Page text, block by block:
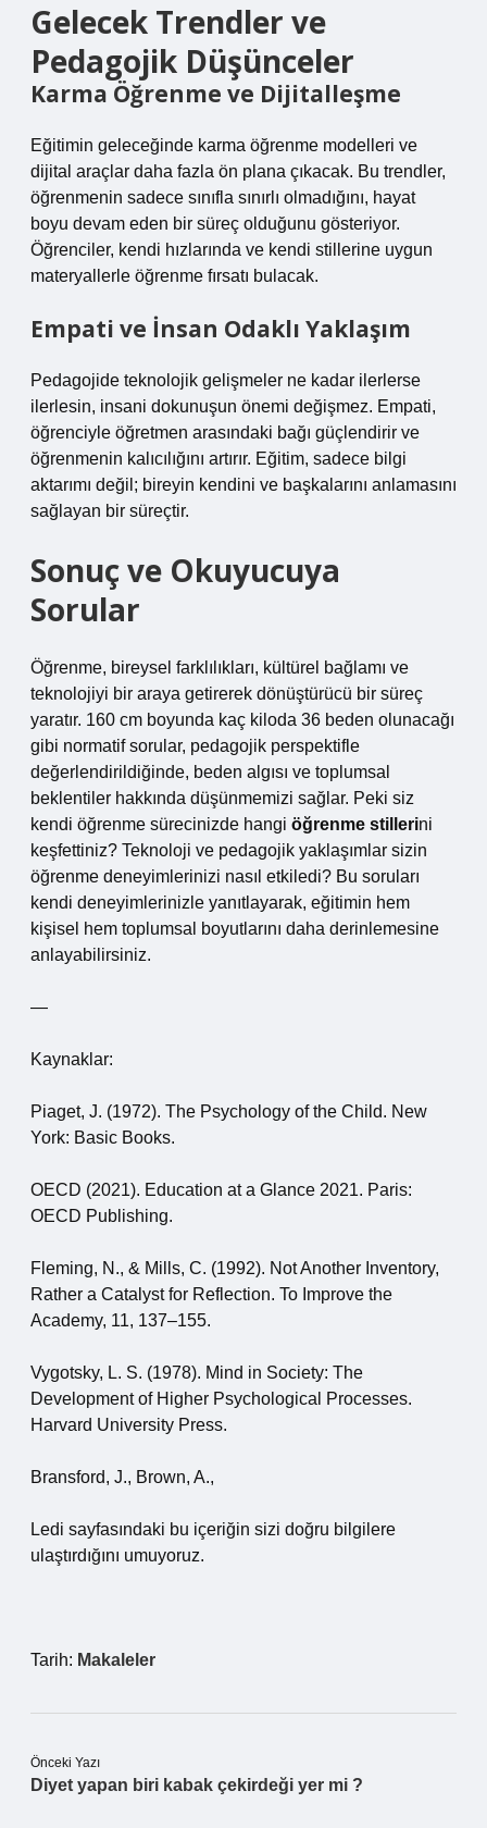
Gelecek Trendler ve
Pedagojik Düşünceler
Karma Öğrenme ve Dijitalleşme
Eğitimin geleceğinde karma öğrenme modelleri ve
dijital araçlar daha fazla ön plana çıkacak. Bu trendler,
öğrenmenin sadece sınıfla sınırlı olmadığını, hayat
boyu devam eden bir süreç olduğunu gösteriyor.
Öğrenciler, kendi hızlarında ve kendi stillerine uygun
materyallerle öğrenme fırsatı bulacak.
Empati ve İnsan Odaklı Yaklaşım
Pedagojide teknolojik gelişmeler ne kadar ilerlerse
ilerlesin, insani dokunuşun önemi değişmez. Empati,
öğrenciyle öğretmen arasındaki bağı güçlendirir ve
öğrenmenin kalıcılığını artırır. Eğitim, sadece bilgi
aktarımı değil; bireyin kendini ve başkalarını anlamasını
sağlayan bir süreçtir.
Sonuç ve Okuyucuya
Sorular
Öğrenme, bireysel farklılıkları, kültürel bağlamı ve
teknolojiyi bir araya getirerek dönüştürücü bir süreç
yaratır. 160 cm boyunda kaç kiloda 36 beden olunacağı
gibi normatif sorular, pedagojik perspektifle
değerlendirildiğinde, beden algısı ve toplumsal
beklentiler hakkında düşünmemizi sağlar. Peki siz
kendi öğrenme sürecinizde hangi öğrenme stillerini
keşfettiniz? Teknoloji ve pedagojik yaklaşımlar sizin
öğrenme deneyimlerinizi nasıl etkiledi? Bu soruları
kendi deneyimlerinizle yanıtlayarak, eğitimin hem
kişisel hem toplumsal boyutlarını daha derinlemesine
anlayabilirsiniz.
—
Kaynaklar:
Piaget, J. (1972). The Psychology of the Child. New
York: Basic Books.
OECD (2021). Education at a Glance 2021. Paris:
OECD Publishing.
Fleming, N., & Mills, C. (1992). Not Another Inventory,
Rather a Catalyst for Reflection. To Improve the
Academy, 11, 137–155.
Vygotsky, L. S. (1978). Mind in Society: The
Development of Higher Psychological Processes.
Harvard University Press.
Bransford, J., Brown, A.,
Ledi sayfasındaki bu içeriğin sizi doğru bilgilere
ulaştırdığını umuyoruz.
Tarih: Makaleler
Önceki Yazı
Diyet yapan biri kabak çekirdeği yer mi ?